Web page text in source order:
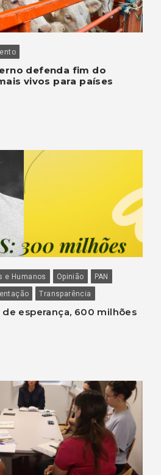
defenda fim do
vivos para países
e Humanos Opinião
PAN
Transparência
de esperança, 600 milhões